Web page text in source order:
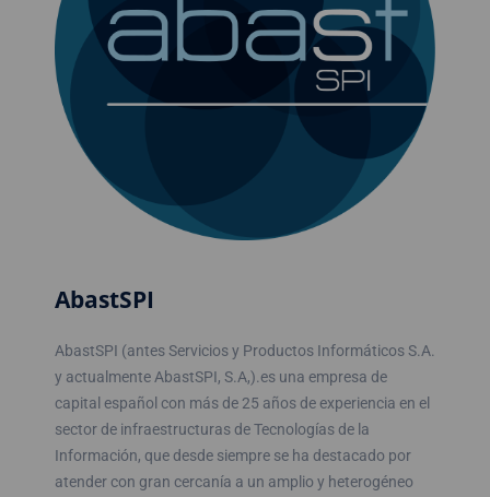
AbastSPI
AbastSPI (antes Servicios y Productos Informáticos S.A.
y actualmente AbastSPI, S.A,).es una empresa de
capital español con más de 25 años de experiencia en el
sector de infraestructuras de Tecnologías de la
Información, que desde siempre se ha destacado por
atender con gran cercanía a un amplio y heterogéneo